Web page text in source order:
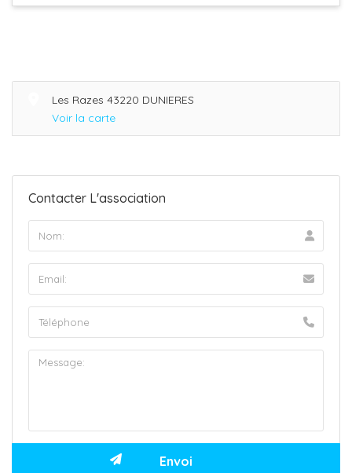
Les Razes 43220 DUNIERES
Voir la carte
Contacter L'association